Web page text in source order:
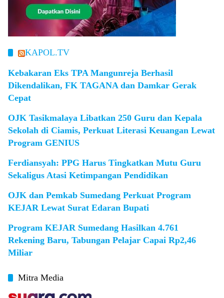
KAPOL.TV
Kebakaran Eks TPA Mangunreja Berhasil
Dikendalikan, FK TAGANA dan Damkar Gerak
Cepat
OJK Tasikmalaya Libatkan 250 Guru dan Kepala
Sekolah di Ciamis, Perkuat Literasi Keuangan Lewat
Program GENIUS
Ferdiansyah: PPG Harus Tingkatkan Mutu Guru
Sekaligus Atasi Ketimpangan Pendidikan
OJK dan Pemkab Sumedang Perkuat Program
KEJAR Lewat Surat Edaran Bupati
Program KEJAR Sumedang Hasilkan 4.761
Rekening Baru, Tabungan Pelajar Capai Rp2,46
Miliar
Mitra Media